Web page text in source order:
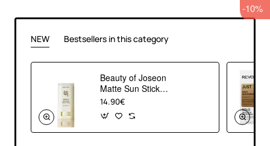
-10%
NEW Bestsellers in this category
Beauty of Joseon
Matte Sun Stick
Mugwort + Camelia
SPF50+ PA++++ 18g
– Αντηλιακό Στικ
Προσώπου για
14.90€